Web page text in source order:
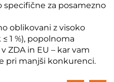
specifične za posamezno
oblikovani z visoko
1 %), popolnoma
ZDA in EU – kar vam
pri manjši konkurenci.